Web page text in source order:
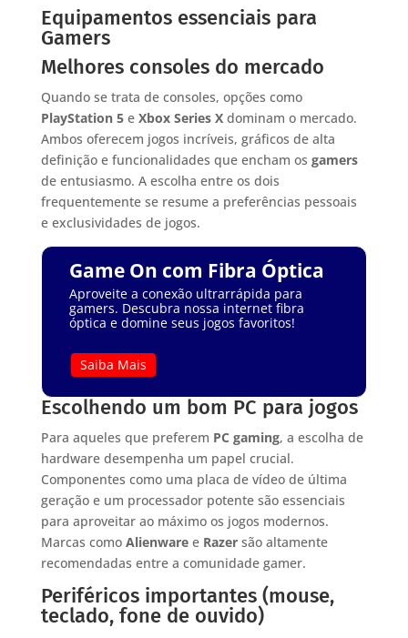
Equipamentos essenciais para
Gamers
Melhores consoles do mercado
Quando se trata de consoles, opções como
PlayStation 5e Xbox Series Xdominam o mercado.
Ambos oferecem jogos incríveis, gráficos de alta
definição e funcionalidades que encham os gamers
de entusiasmo. A escolha entre os dois
frequentemente se resume a preferências pessoais
e exclusividades de jogos.
Game On com Fibra Óptica
Aproveite a conexão ultrarrápida para
gamers. Descubra nossa internet fibra
óptica e domine seus jogos favoritos!
Saiba Mais
Escolhendo um bom PC para jogos
Para aqueles que preferem PC gaming, a escolha de
hardware desempenha um papel crucial.
Componentes como uma placa de vídeo de última
geração e um processador potente são essenciais
para aproveitar ao máximo os jogos modernos.
Marcas como Alienwaree Razersão altamente
recomendadas entre a comunidade gamer.
Periféricos importantes (mouse,
teclado, fone de ouvido)